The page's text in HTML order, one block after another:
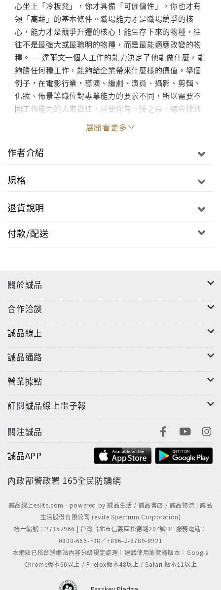
心坐上「冷板凳」，你才具備「可僱傭性」，你也才有
領「高薪」的基本條件。職場能力才是職場競爭的核
心，能力才是競爭升遷的核心！能生存下來的物種，往
往不是最強大或最聰明的物種，而是最能適應改變的物
種。──達爾文一個人工作的能力決定了他能做什麼，能
夠勝任何種工作，能夠給企業帶來什麼樣的價值。舉個
例子，在電影行業，導演、編劇、演員、攝影、剪輯、
化妝、佈景等職位對專業能力的要求不同，所以需要不
同工作能力的人來擔任，只要你有一技之長，總會找到
自己適合的位置。人們很難指望一個普通演員擔任導
演，也不會認同讓化妝師擔任編劇。然而當一個人能力
很全面的時候，他的機會越大，責任也越大。你有能
力，是你選老闆，那老闆的工資就要夠水準；如果沒有
意地投入工作，自身的能力就會提高很快，而職場競爭
幹勁、有才能和訓練有素的人，他們所得到的報酬是成
努力，不斷增長實力和才幹，在工作中成為公司鍵盤上
的Ctrl鍵，你成為解決難題和致勝條件的關鍵人物，那
能做出什麼成績來，這是一個永恆不變的真理。相反，
升遷的機率也越高。會工作的人，都是憑能力工作的。
能力比金錢重要萬倍，因為它不會遺失也不會被偷。如
果你有機會去研究那些成功人士，就會發現他們並非始
終高居事業的巔峰。在他們的一生中，曾多次攀上頂峰
他們，那就是能力。能力能幫助他們重返巔峰，俯瞰人
競爭升遷的核心！
展開看更多
作者介紹
規格
退貨說明
付款/配送
關於誠品
合作洽談
誠品線上
誠品通路
營業據點
訂閱誠品線上電子報
關注誠品
誠品APP
內政部警政署 165全民防騙網
誠品線上eslite.com - powered by 誠品生活 / 誠品書店 / 誠品物流 | 誠品
生活股份有限公司 (eslite Spectrum Corporation)
統一編號：27952966 | 台灣台北市信義區松德路204號B1 服務電話：
0800-666-798／+886-2-8789-8921
本網站已依台灣網站內容分級規定處理｜建議使用瀏覽器版本：Google
Chrome版本60以上 / Firefox版本48以上 / Safari 版本11以上